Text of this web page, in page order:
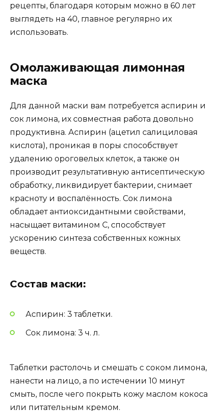
рецепты, благодаря которым можно в 60 лет
выглядеть на 40, главное регулярно их
использовать.
Омолаживающая лимонная
маска
Для данной маски вам потребуется аспирин и
сок лимона, их совместная работа довольно
продуктивна. Аспирин (ацетил салициловая
кислота), проникая в поры способствует
удалению ороговелых клеток, а также он
производит результативную антисептическую
обработку, ликвидирует бактерии, снимает
красноту и воспалённость. Сок лимона
обладает антиоксидантными свойствами,
насыщает витамином С, способствует
ускорению синтеза собственных кожных
веществ.
Состав маски:
Аспирин: 3 таблетки.
Сок лимона: 3 ч. л.
Таблетки растолочь и смешать с соком лимона,
нанести на лицо, а по истечении 10 минут
смыть, после чего покрыть кожу маслом кокоса
или питательным кремом.